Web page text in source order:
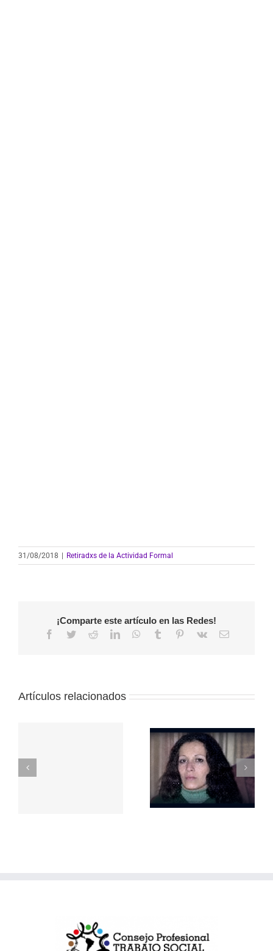
31/08/2018 Retiradxs de la Actividad Formal
¡Comparte este artículo en las Redes!
Facebook
TwitterRedditLinkedInWhatsApp
Tumblr Pinterest
Vk
Correo
Artículos relacionados
Repudio a la
represión